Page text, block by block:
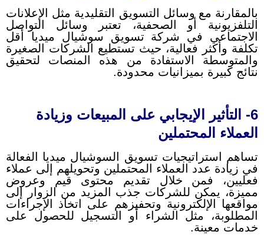
بالمقارنة مع وسائل التسويق التقليدية مثل الإعلانات
التلفزيونية أو الصحفية، تعتبر وسائل التواصل
الاجتماعي في شركة تسويق سوشيال ميديا أقل
تكلفة وأكثر فعالية، حيث تستطيع الشركات الصغيرة
والمتوسطة الاستفادة من هذه المنصات لتحقيق
نتائج كبيرة بميزانيات محدودة.
6- التأثير الإيجابي على المبيعات وزيادة
العملاء المحتملين
تساهم استراتيجيات تسويق السوشيال ميديا الفعالة
في زيادة عدد العملاء المحتملين وتحويلهم إلى عملاء
فعليين، فمن خلال تقديم محتوى قيم وعروض
مميزة، يمكن للشركات جذب المزيد من الزوار إلى
مواقعها الإلكترونية وتحفيزهم على اتخاذ الإجراءات
المطلوبة، مثل الشراء أو التسجيل للحصول على
خدمات معينة.